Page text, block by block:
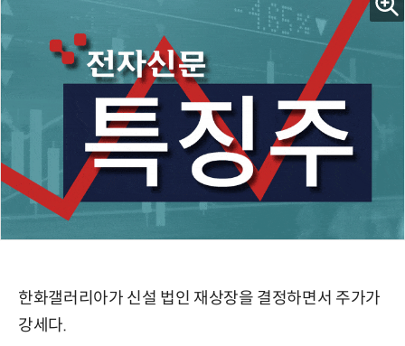
한화갤러리아가 신설 법인 재상장을 결정하면서 주가가
강세다.